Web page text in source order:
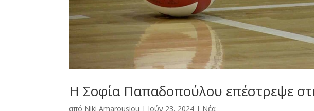
Η Σοφία Παπαδοπούλου επέστρεψε
από Niki Amarousiou | Ιούν 23, 2024 | Νέα